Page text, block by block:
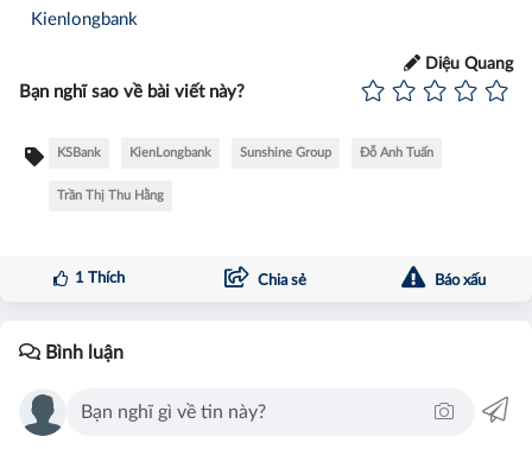
Kienlongbank
Diệu Quang
Bạn nghĩ sao về bài viết này?
KSBank KienLongbank Sunshine Group Đỗ Anh Tuấn
Trần Thị Thu Hằng
1Thích Chia sẻ Báo xấu
Bình luận